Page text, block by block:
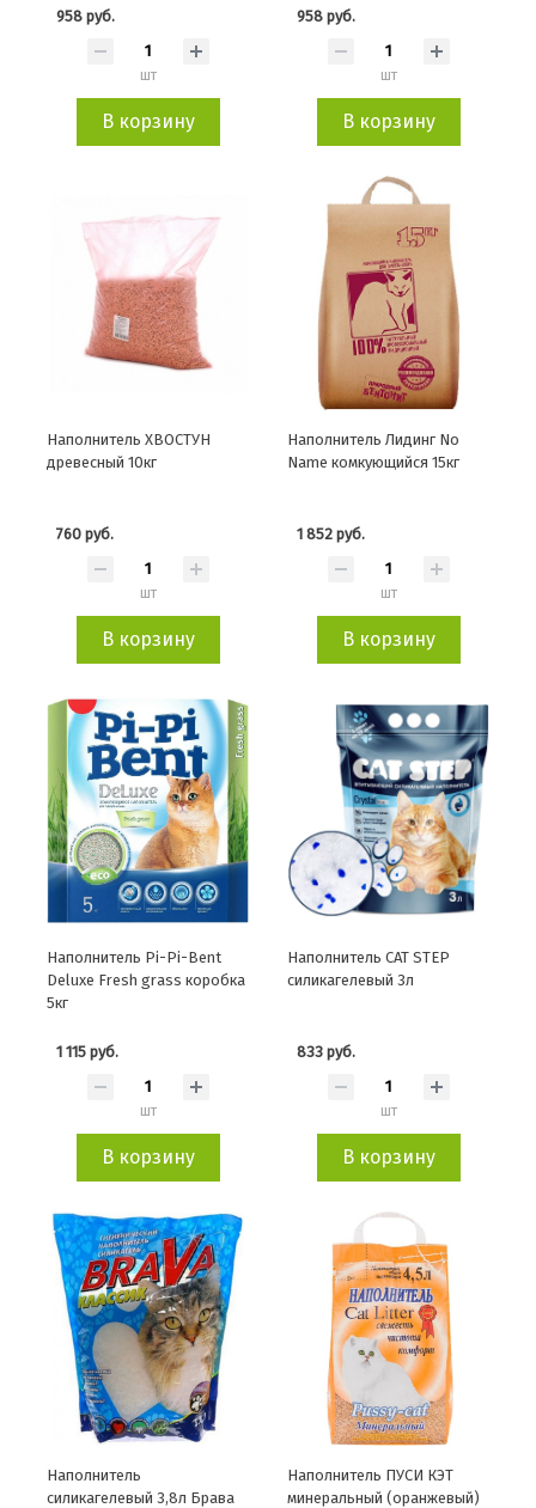
958 руб.
шт
В корзину
958 руб.
шт
В корзину
Наполнитель ХВОСТУН
древесный 10кг
760 руб.
шт
В корзину
Наполнитель Лидинг No
Name комкующийся 15кг
1 852 руб.
шт
В корзину
Наполнитель Pi-Pi-Bent
Deluxe Fresh grass коробка
5кг
1 115 руб.
шт
В корзину
Наполнитель CAT STEP
силикагелевый 3л
833 руб.
шт
В корзину
Наполнитель
силикагелевый 3,8л Брава
Наполнитель ПУСИ КЭТ
минеральный (оранжевый)